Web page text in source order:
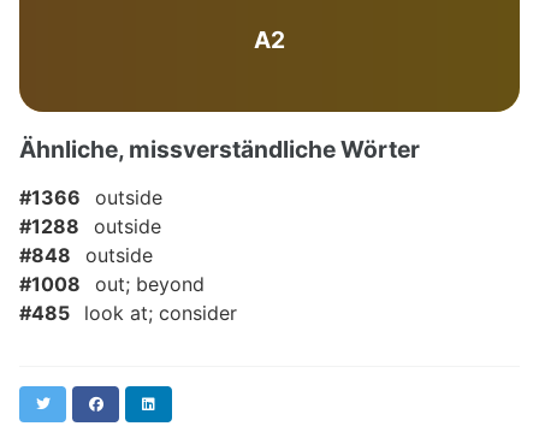
A2
Ähnliche, missverständliche Wörter
#1366
outside
#1288
outside
#848
outside
#1008
out; beyond
#485
look at; consider
Twitter Facebook